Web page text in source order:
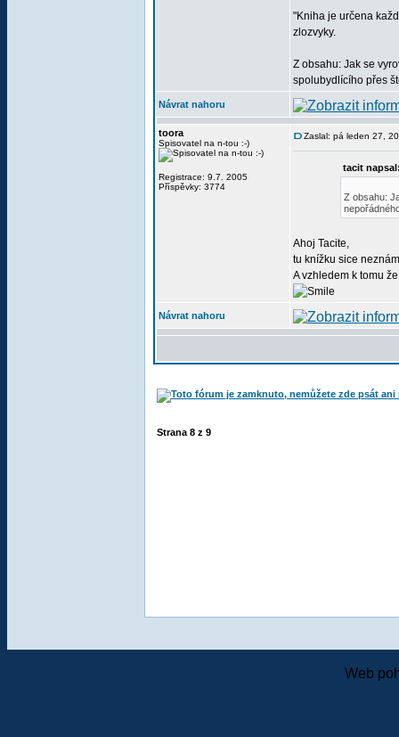
"Kniha je určena
zlozvyky.
Z obsahu: Jak se
spolubydlícího přes
Návrat nahoru
toora
Spisovatel na n-tou :-)
Registrace: 9.7. 2005
Příspěvky: 3774
Zaslal: pá leden 27,
tacit
Z obsahu:
Ahoj Tacite,
tu knížku sice
A vzhledem k tomu
Návrat nahoru
Strana 8 z 9
Web